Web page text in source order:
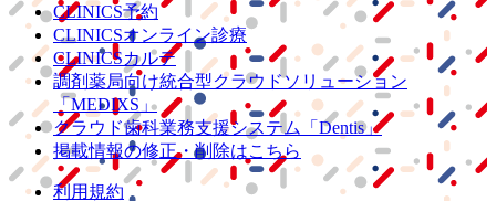
CLINICS予約
CLINICSオンライン診療
CLINICSカルテ
調剤薬局向け統合型クラウドソリューション
「MEDIXS」
クラウド歯科業務支援システム
「Dentis」
掲載情報の修正・削除はこちら
利用規約